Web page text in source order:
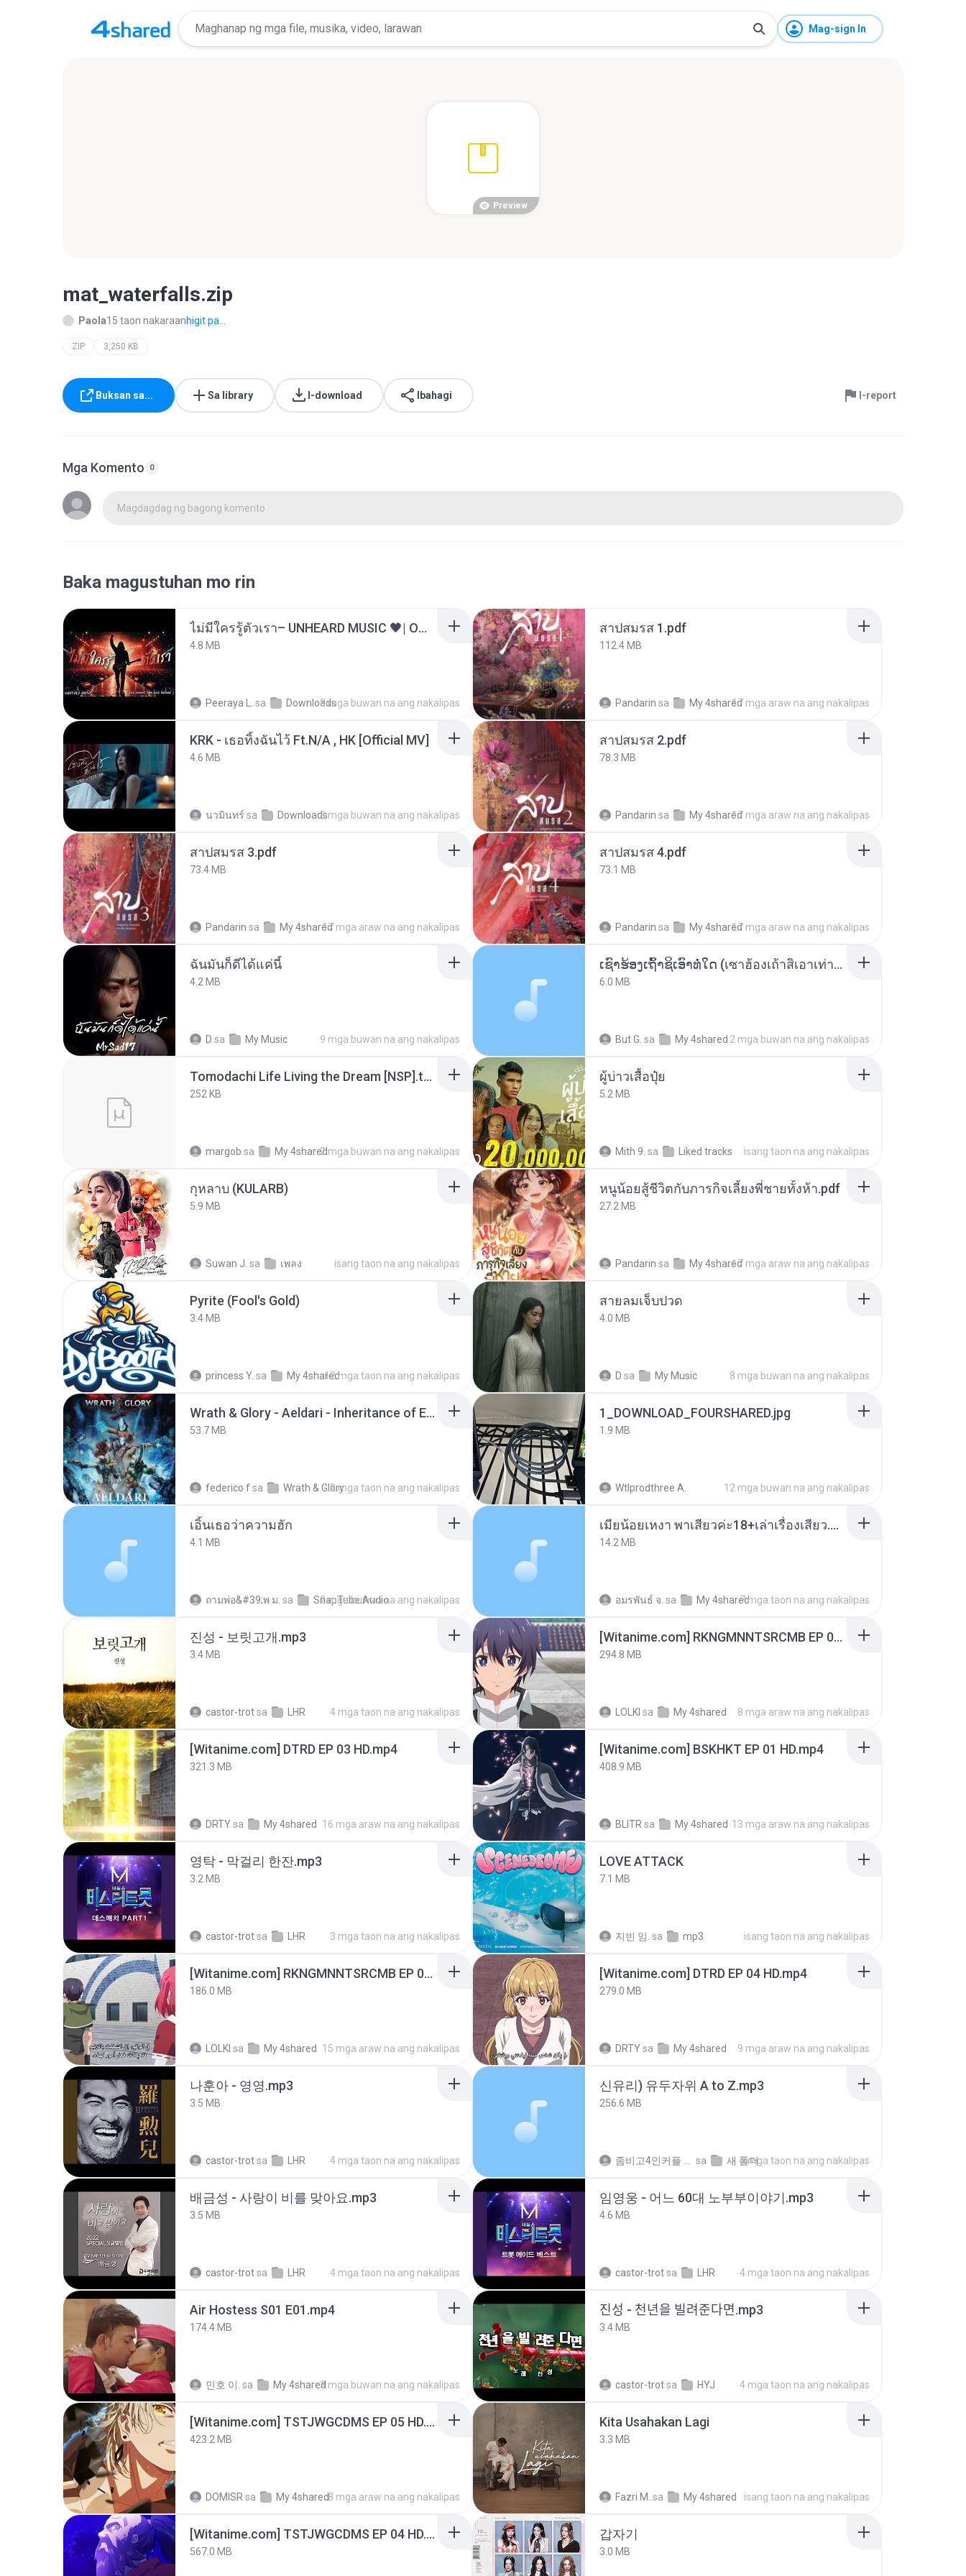
Mag-sign In
Preview
mat_waterfalls.zip
Paola15 taon nakaraanhigit pa...
ZIP 3,250 KB
Buksan sa... Sa library I-download Ibahagi I-report
Mga Komento 0
Magdagdag ng bagong komento
Baka magustuhan mo rin
ไม่มีใครรู้ตัวเรา– UNHEARD MUSIC 🖤| Official Lyric Video | เพลงสู้ชีวิต
4.8 MB
Peeraya L. sa Downloads3 mga buwan na ang nakalipas
สาปสมรส 1.pdf
112.4 MB
Pandarin sa My 4shared17 mga araw na ang nakalipas
KRK - เธอทิ้งฉันไว้ Ft.N/A , HK [Official MV]
4.6 MB
นวมินทร์ sa Downloads8 mga buwan na ang nakalipas
สาปสมรส 2.pdf
78.3 MB
Pandarin sa My 4shared17 mga araw na ang nakalipas
สาปสมรส 3.pdf
73.4 MB
Pandarin sa My 4shared17 mga araw na ang nakalipas
สาปสมรส 4.pdf
73.1 MB
Pandarin sa My 4shared17 mga araw na ang nakalipas
ฉันมันก็ดีได้แค่นี้
4.2 MB
D sa My Music 9 mga buwan na ang nakalipas
ເຊົາຮ້ອງເຖົ້າຊິເອົາທໍ່ໃດ (เซาฮ้องเถ้าสิเอาเท่าใด) ບຸນເກີດ ຫນູຫ່ວງ ft. ໂສພາ ຈຸນທະລາ
6.0 MB
But G. sa My 4shared 2 mga buwan na ang nakalipas
Tomodachi Life Living the Dream [NSP].torrent
252 KB
margob sa My 4shared2 mga buwan na ang nakalipas
ผู้บ่าวเสื้อปุ๋ย
5.2 MB
Mith 9. sa Liked tracks isang taon na ang nakalipas
กุหลาบ (KULARB)
5.9 MB
Suwan J. sa เพลง isang taon na ang nakalipas
หนูน้อยสู้ชีวิตกับภารกิจเลี้ยงพี่ชายทั้งห้า.pdf
27.2 MB
Pandarin sa My 4shared17 mga araw na ang nakalipas
Pyrite (Fool's Gold)
3.4 MB
princess Y. sa My 4shared12 mga taon na ang nakalipas
สายลมเจ็บปวด
4.0 MB
D sa My Music 8 mga buwan na ang nakalipas
Wrath & Glory - Aeldari - Inheritance of Embers.pdf
53.7 MB
federico fsa Wrath & Glory2 mga taon na ang nakalipas
1_DOWNLOAD_FOURSHARED.jpg
1.9 MB
Wtlprodthree A. 12 mga buwan na ang nakalipas
เอิ้นเธอว่าความฮัก
4.1 MB
ถามพ่อ&#39;พ ม. sa SnapTube Audio
2 mga buwan na ang nakalipas
เมียน้อยเหงา พาเสียวค่ะ18+เล่าเรื่องเสียว.mp3
14.2 MB
อมรพันธ์ จ. sa My 4shared7 mga taon na ang nakalipas
진성 - 보릿고개.mp3
3.4 MB
castor-trotsa LHR 4 mga taon na ang nakalipas
[Witanime.com] RKNGMNNTSRCMB EP 06 HD.mp4
294.8 MB
LOLKI sa My 4shared 8 mga araw na ang nakalipas
[Witanime.com] DTRD EP 03 HD.mp4
321.3 MB
DRTYsa My 4shared 16 mga araw na ang nakalipas
[Witanime.com] BSKHKT EP 01 HD.mp4
408.9 MB
BLITR sa My 4shared 13 mga araw na ang nakalipas
영탁 - 막걸리 한잔.mp3
3.2 MB
castor-trotsa LHR 3 mga taon na ang nakalipas
LOVE ATTACK
7.1 MB
지빈 임. sa mp3 isang taon na ang nakalipas
[Witanime.com] RKNGMNNTSRCMB EP 05 HD.mp4
186.0 MB
LOLKI sa My 4shared 15 mga araw na ang nakalipas
[Witanime.com] DTRD EP 04 HD.mp4
279.0 MB
DRTYsa My 4shared 9 mga araw na ang nakalipas
나훈아 - 영영.mp3
3.5 MB
castor-trotsa LHR 4 mga taon na ang nakalipas
신유리) 유두자위 A to Z.mp3
256.6 MB
sa 새 폴더
2 mga taon na ang nakalipas
배금성 - 사랑이 비를 맞아요.mp3
3.5 MB
castor-trotsa LHR 4 mga taon na ang nakalipas
임영웅 - 어느 60대 노부부이야기.mp3
4.6 MB
castor-trotsa LHR 4 mga taon na ang nakalipas
Air Hostess S01 E01.mp4
174.4 MB
민호 이. sa My 4shared3 mga buwan na ang nakalipas
진성 - 천년을 빌려준다면.mp3
3.4 MB
castor-trotsa HYJ 4 mga taon na ang nakalipas
[Witanime.com] TSTJWGCDMS EP 05 HD.mp4
423.2 MB
DOMISR sa My 4shared8 mga araw na ang nakalipas
Kita Usahakan Lagi
3.3 MB
Fazri M. sa My 4shared isang taon na ang nakalipas
[Witanime.com] TSTJWGCDMS EP 04 HD.mp4
567.0 MB
갑자기
3.0 MB